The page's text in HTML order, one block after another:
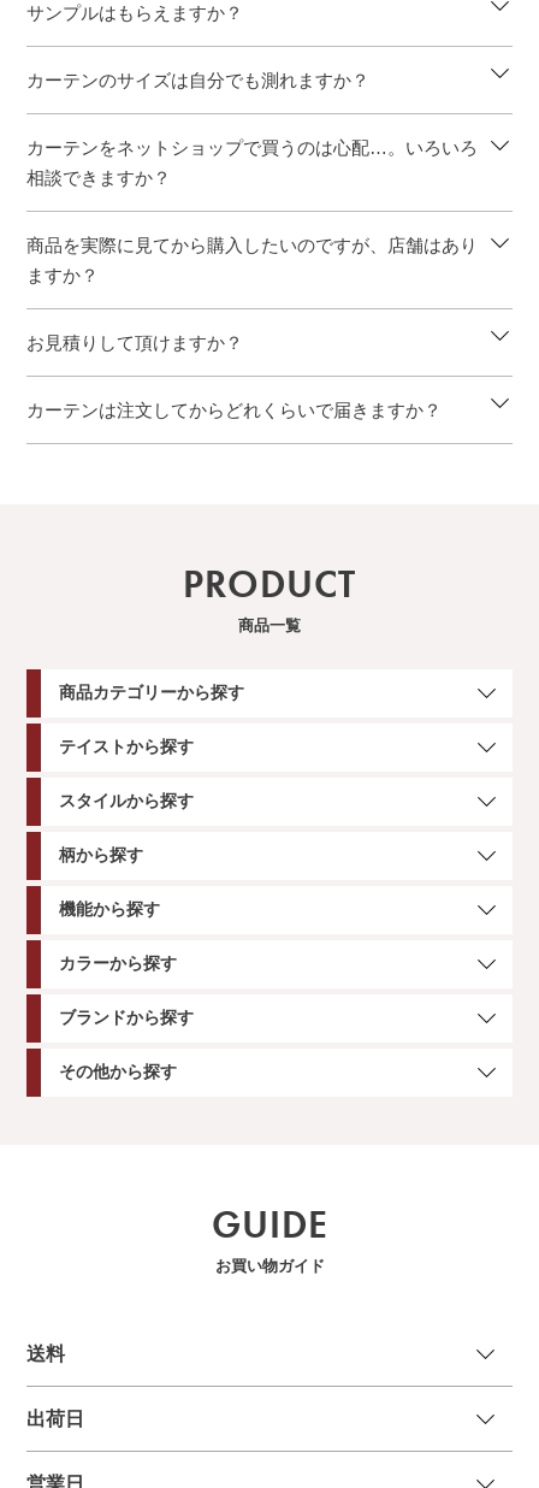
サンプルはもらえますか？
カーテンのサイズは自分でも測れますか？
カーテンをネットショップで買うのは心配…。いろいろ
相談できますか？
商品を実際に見てから購入したいのですが、店舗はあり
ますか？
お見積りして頂けますか？
カーテンは注文してからどれくらいで届きますか？
PRODUCT
商品一覧
商品カテゴリーから探す
テイストから探す
スタイルから探す
柄から探す
機能から探す
カラーから探す
ブランドから探す
その他から探す
GUIDE
お買い物ガイド
送料
出荷日
営業日